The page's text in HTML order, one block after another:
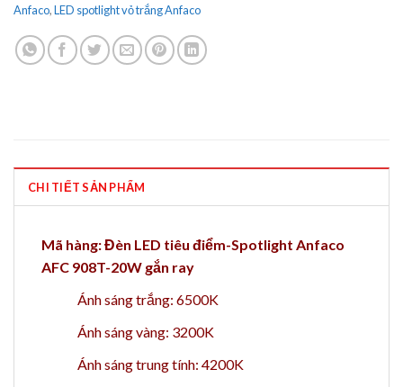
Anfaco,LED spotlight vỏ trắng Anfaco
CHI TIẾT SẢN PHẨM
Mã hàng: Đèn LED tiêu điểm-Spotlight Anfaco
AFC 908T-20W gắn ray
Ánh sáng trắng: 6500K
Ánh sáng vàng: 3200K
Ánh sáng trung tính: 4200K